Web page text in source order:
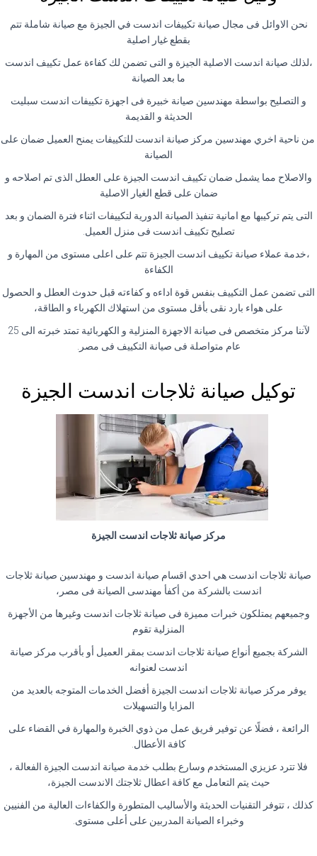
نحن الاوائل فى مجال صيانة تكييفات اندست في الجيزة مع صيانة شاملة تتم
بقطع غيار اصلية
،لذلك صيانة اندست الاصلية الجيزة و التى تضمن لك كفاءة عمل تكييف اندست
ما بعد الصيانة
و التصليح بواسطة مهندسين صيانة خبيرة فى اجهزة تكييفات اندست سبليت
الحديثة و القديمة
من ناحية اخري مهندسين مركز صيانة اندست للتكييفات يمنح العميل ضمان على
الصيانة
والاصلاح مما يشمل ضمان تكييف اندست الجيزة على العطل الذى تم اصلاحه و
ضمان على قطع الغيار الاصلية
التى يتم تركيبها مع امانية تنفيذ الصيانة الدورية لتكييفات اثناء فترة الضمان و بعد
تصليح تكييف اندست فى منزل العميل.
،خدمة عملاء صيانة تكييف اندست الجيزة تتم على اعلى مستوى من المهارة و
الكفاءة
التى تضمن عمل التكييف بنفس قوة اداءه و كفاءته قبل حدوث العطل و الحصول
على هواء بارد نقى بأقل مستوى من استهلاك الكهرباء و الطاقة،
لآننا مركز متخصص فى صيانة الاجهزة المنزلية و الكهربائية تمتد خبرته الى 25
عام متواصلة فى صيانة التكييف فى مصر.
توكيل صيانة ثلاجات اندست الجيزة
مركز صيانة ثلاجات اندست الجيزة
صيانة ثلاجات اندست هي احدي اقسام صيانة اندست و مهندسين صيانة ثلاجات
اندست بالشركة من أكفأ مهندسى الصيانة فى مصر،
وجميعهم يمتلكون خبرات مميزة فى صيانة ثلاجات اندست وغيرها من الأجهزة
المنزلية تقوم
الشركة بجميع أنواع صيانة ثلاجات اندست بمقر العميل أو بأقرب مركز صيانة
اندست لعنوانه
يوفر مركز صيانة ثلاجات اندست الجيزة أفضل الخدمات المتوجه بالعديد من
المزايا والتسهيلات
الرائعة ، فضلًا عن توفير فريق عمل من ذوي الخبرة والمهارة في القضاء على
كافة الأعطال.
فلا تترد عزيزي المستخدم وسارع بطلب خدمة صيانة اندست الجيزة الفعالة ،
حيث يتم التعامل مع كافة اعطال ثلاجتك الاندست الجيزة،
كذلك ، تتوفر التقنيات الحديثة والأساليب المتطورة والكفاءات العالية من الفنيين
وخبراء الصيانة المدربين على أعلى مستوى.